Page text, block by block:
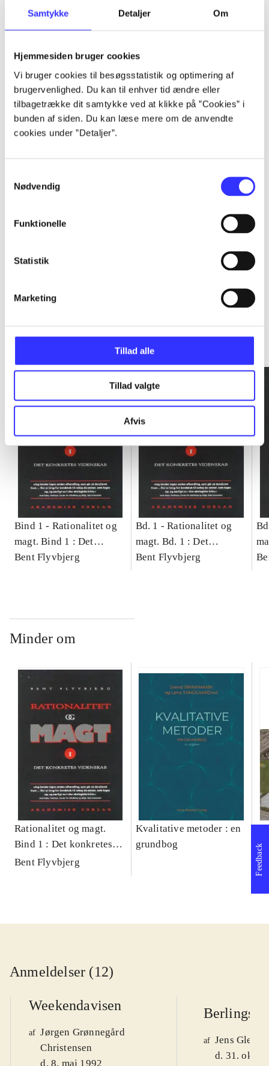
Samtykke Detaljer Om
Hjemmesiden bruger cookies
Vi bruger cookies til besøgsstatistik og optimering af
brugervenlighed. Du kan til enhver tid ændre eller
tilbagetrække dit samtykke ved at klikke på ”Cookies” i
bunden af siden. Du kan læse mere om de anvendte
cookies under ”Detaljer”.
Nødvendig
Funktionelle
Statistik
Marketing
Tillad alle
Tillad valgte
Afvis
Artikler
...
...
...
...
Gå til serien
Bind 1 - Rationalitet og
magt. Bind 1 : Det
konkretes videnskab
Bent Flyvbjerg
Bd. 1 -Rationalitet og
magt. Bd. 1 : Det
konkretes videnskab
Bent Flyvbjerg
Minder om
Rationalitet og magt.
Bind 1 : Det konkretes
videnskab
Bent Flyvbjerg
Kvalitative metoder : en
grundbog
Anmeldelser (12)
Weekendavisen
af Jørgen Grønnegård
Christensen
d. 8. maj 1992
af Jens
d. 31. okt.
Feedback